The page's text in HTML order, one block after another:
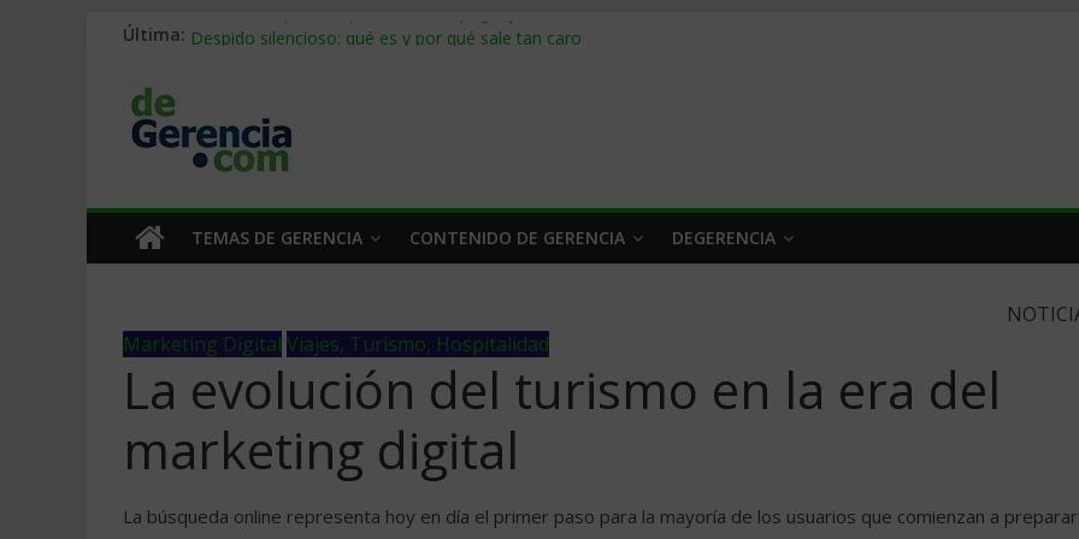
Última: Stablecoins para empresas: cómo pagar y cobrar en 2026
Trabajo forzoso en la cadena de suministro: qué hacer
Mercado hispano de EE. UU.: cómo segmentarlo y venderle
TEMAS DE GERENCIA CONTENIDO DE GERENCIA DEGERENCIA
Marketing Digital Viajes, Turismo, Hospitalidad
La evolución del turismo en la era del
marketing digital
La búsqueda online representa hoy en día el primer paso para la mayoría de los usuarios que comienzan a preparar